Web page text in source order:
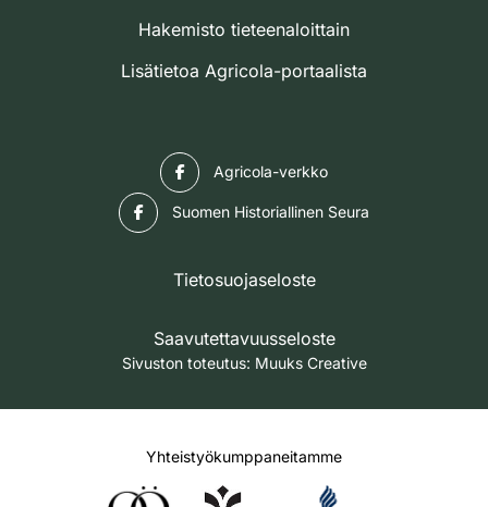
Hakemisto tieteenaloittain
Lisätietoa Agricola-portaalista
Agricola-verkko
Suomen Historiallinen Seura
Tietosuojaseloste
Saavutettavuusseloste
Sivuston toteutus: Muuks Creative
Yhteistyökumppaneitamme